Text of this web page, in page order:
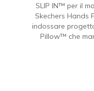
SLIP IN™ per il
Skechers Hands
indossare
Pillow™ che